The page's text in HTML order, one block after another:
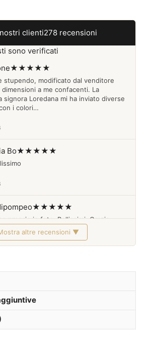
clienti278 recensioni
sono verificati
★★★★★
stupendo, modificato dal venditore
a me confacenti. La
signora Loredana mi ha inviato diverse
i colori…
Bo★★★★★
★★★★★
proprio in foto. Bellissimi. Grazie
altre recensioni ▼